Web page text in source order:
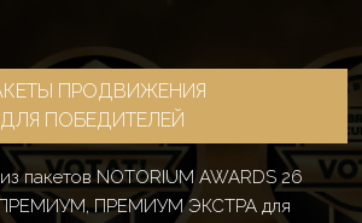
ПРОДВИЖЕНИЯ
ДЛЯ ПОБЕДИТЕЛЕЙ
пакетов NOTORIUM AWARDS 26
ПРЕМИУМ ЭКСТРА для